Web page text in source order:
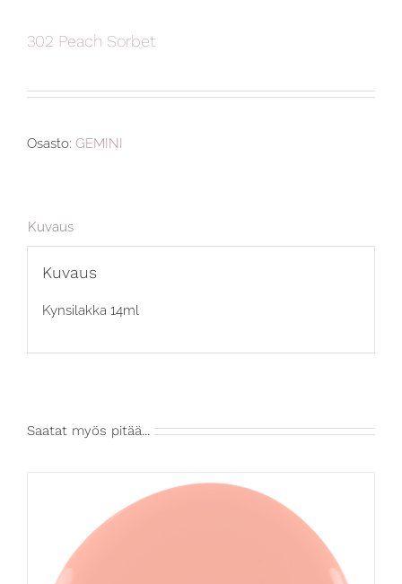
302 Peach Sorbet
Osasto: GEMINI
Kuvaus
Kuvaus
Kynsilakka 14ml
Saatat myös pitää...